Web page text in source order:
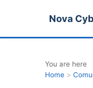
Nova
You are here
Home >